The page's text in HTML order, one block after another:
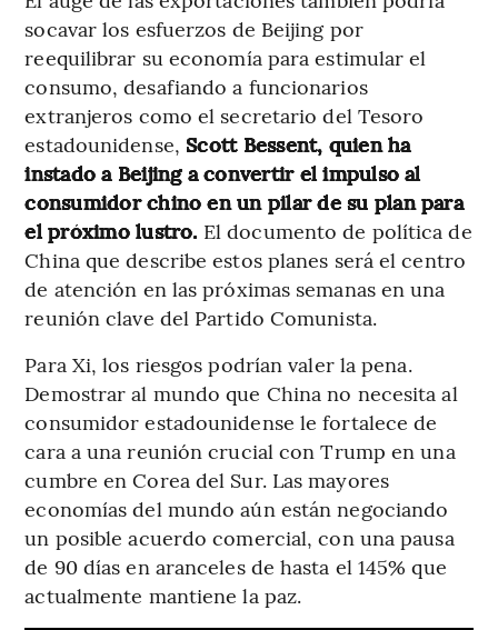
socavar los esfuerzos de Beijing por
reequilibrar su economía para estimular el
consumo, desafiando a funcionarios
extranjeros como el secretario del Tesoro
estadounidense, Scott Bessent, quien ha
instado a Beijing a convertir el impulso al
consumidor chino en un pilar de su plan para
el próximo lustro. El documento de política de
China que describe estos planes será el centro
de atención en las próximas semanas en una
reunión clave del Partido Comunista.
Para Xi, los riesgos podrían valer la pena.
Demostrar al mundo que China no necesita al
consumidor estadounidense le fortalece de
cara a una reunión crucial con Trump en una
cumbre en Corea del Sur. Las mayores
economías del mundo aún están negociando
un posible acuerdo comercial, con una pausa
de 90 días en aranceles de hasta el 145% que
actualmente mantiene la paz.